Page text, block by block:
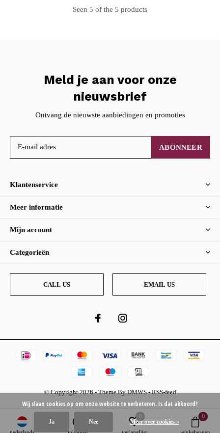
Seen 5 of the 5 products
Meld je aan voor onze
nieuwsbrief
Ontvang de nieuwste aanbiedingen en promoties
ABONNEER
Klantenservice
Meer informatie
Mijn account
Categorieën
CALL US EMAIL US
© Copyright2026- Theme ByDMWS-RSS-feed
0 0
Wij slaan cookies op om onze website te verbeteren. Is dat akkoord?
Ja Nee Meer over cookies »